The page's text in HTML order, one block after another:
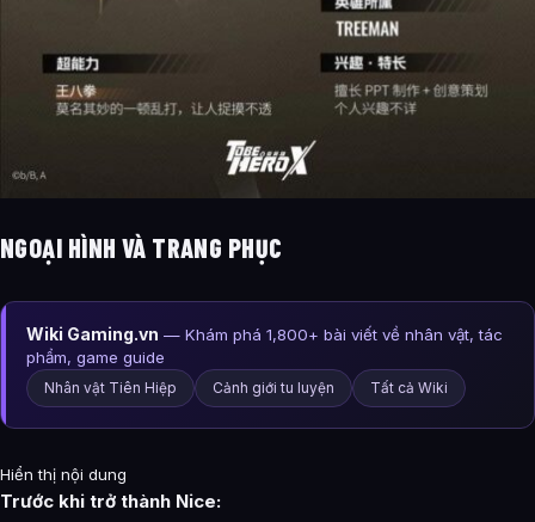
NGOẠI HÌNH VÀ TRANG PHỤC
Wiki Gaming.vn — Khám phá 1,800+ bài viết về nhân vật, tác
phẩm, game guide
Nhân vật Tiên Hiệp Cảnh giới tu luyện Tất cả Wiki
Hiển thị nội dung
Trước khi trở thành Nice: